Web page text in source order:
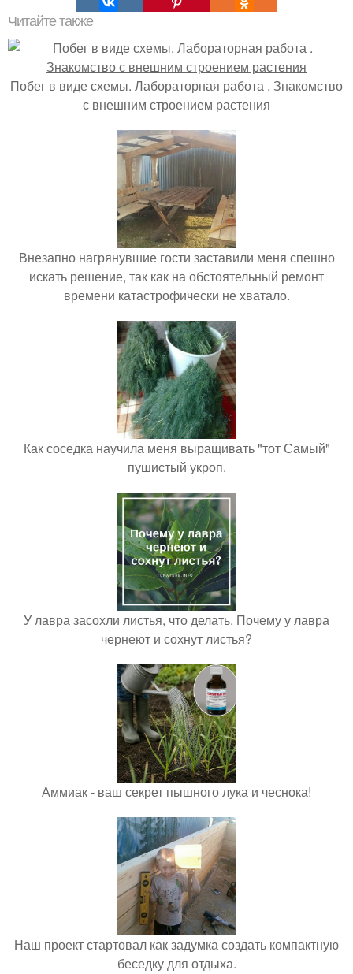
Читайте также
Побег в виде схемы. Лабораторная работа . Знакомство
с внешним строением растения
Внезапно нагрянувшие гости заставили меня спешно
искать решение, так как на обстоятельный ремонт
времени катастрофически не хватало.
Как соседка научила меня выращивать "тот Самый"
пушистый укроп.
У лавра засохли листья, что делать. Почему у лавра
чернеют и сохнут листья?
Аммиак - ваш секрет пышного лука и чеснока!
Наш проект стартовал как задумка создать компактную
беседку для отдыха.